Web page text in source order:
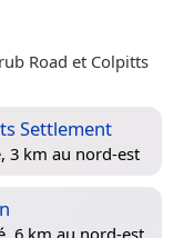
Road et Colpitts
Settlement
3 km au nord-est